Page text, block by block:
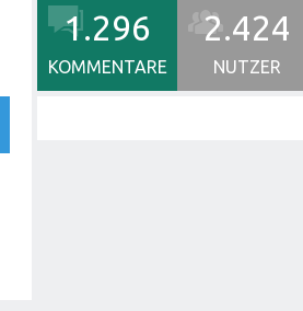
1.296
KOMMENTARE
2.424
NUTZER